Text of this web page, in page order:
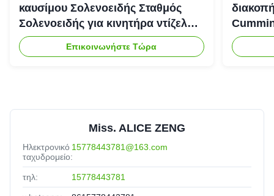
καυσίμου Σολενοειδής Σταθμός
Σολενοειδής για κινητήρα ντίζελ
Cummins 6CT
Επικοινωνήστε Τώρα
νέα
Miss. ALICE ZENG
Ηλεκτρονικό
ταχυδρομείο:
15778443781@163.com
τηλ: 15778443781